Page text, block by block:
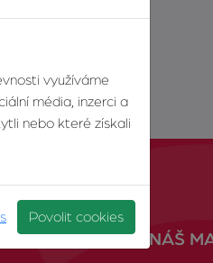
NÁŠ
využíváme
média, inzerci a
nebo které získali
Povolit cookies